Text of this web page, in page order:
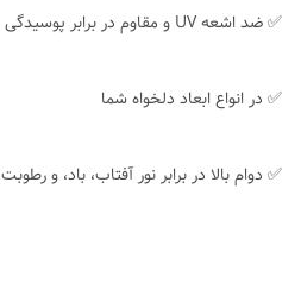
✅ ضد اشعه UV و مقاوم در برابر پوسیدگی
✅ در انواع ابعاد دلخواه شما
✅ دوام بالا در برابر نور آفتاب، باد، و رطوبت